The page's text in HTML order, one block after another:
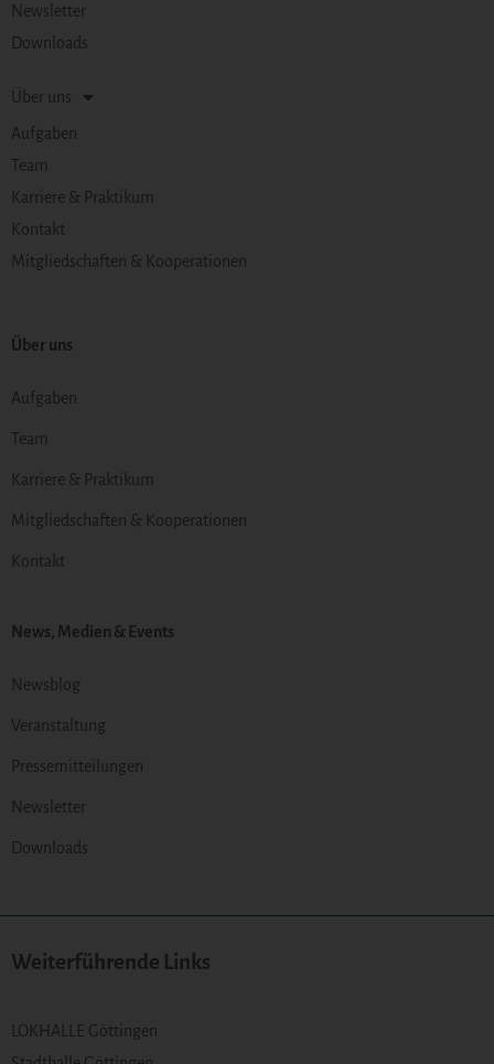
Newsletter
Downloads
Über uns
Aufgaben
Team
Karriere & Praktikum
Kontakt
Mitgliedschaften & Kooperationen
Über uns
Aufgaben
Team
Karriere & Praktikum
Mitgliedschaften & Kooperationen
Kontakt
News, Medien & Events
Newsblog
Veranstaltung
Pressemitteilungen
Newsletter
Downloads
Weiterführende Links
LOKHALLE Göttingen